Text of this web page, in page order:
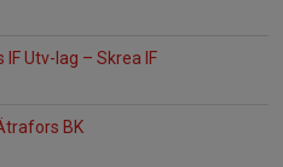
IF Utv-lag – Skrea IF
BK